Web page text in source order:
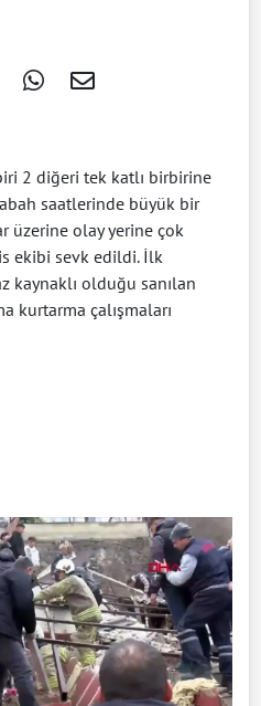
2 diğeri tek katlı birbirine
saatlerinde büyük bir
üzerine olay yerine çok
ekibi sevk edildi. İlk
kaynaklı olduğu sanılan
kurtarma çalışmaları